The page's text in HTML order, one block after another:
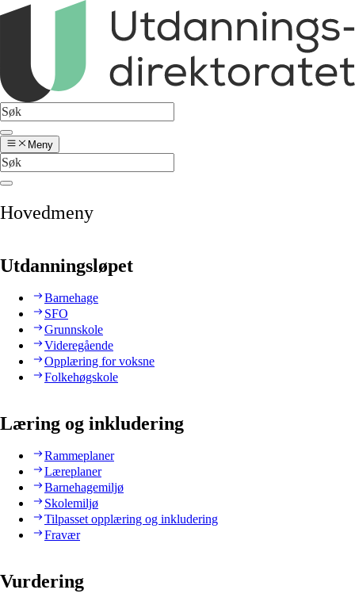
Meny
Hovedmeny
Utdanningsløpet
Barnehage
SFO
Grunnskole
Videregående
Opplæring for voksne
Folkehøgskole
Læring og inkludering
Rammeplaner
Læreplaner
Barnehagemiljø
Skolemiljø
Tilpasset opplæring og inkludering
Fravær
Vurdering